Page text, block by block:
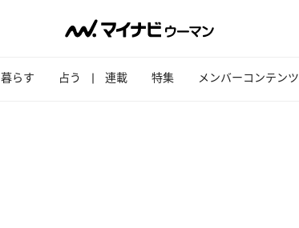
暮らす 占う 連載 特集 メンバーコンテンツ